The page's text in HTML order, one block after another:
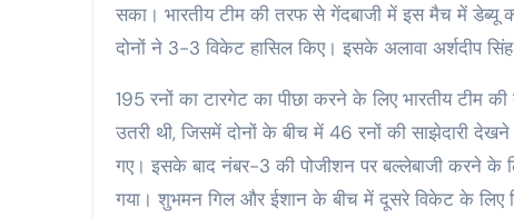
सका। भारतीय टीम की तरफ से गेंदबाजी में इस मैच में डेब्यू
दोनों ने 3-3 विकेट हासिल किए। इसके अलावा अर्शदीप
195 रनों का टारगेट का पीछा करने के लिए भारतीय टीम
उतरी थी, जिसमें दोनों के बीच में 46 रनों की साझेदारी
गए। इसके बाद नंबर-3 की पोजीशन पर बल्लेबाजी करने के
गया। शुभमन गिल और ईशान के बीच में दूसरे विकेट के लिए